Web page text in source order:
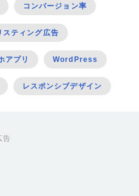
コンバージョン率
スティング広告
アプリ WordPress
レスポンシブデザイン
告